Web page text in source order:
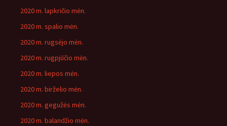
2020 m. lapkričio mėn.
2020 m. spalio mėn.
2020 m. rugsėjo mėn.
2020 m. rugpjūčio mėn.
2020 m. liepos mėn.
2020 m. birželio mėn.
2020 m. gegužės mėn.
2020 m. balandžio mėn.